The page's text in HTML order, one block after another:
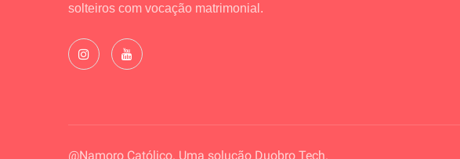
solteiros com vocação matrimonial.
@Namoro Católico. Uma solução Duobro Tech.